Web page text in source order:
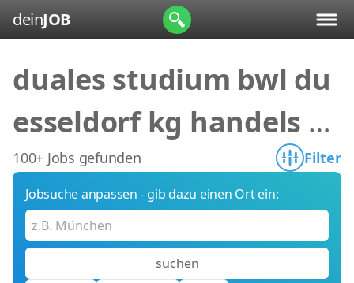
deinJOB
duales studium bwl du
esseldorf kg handels &
html hannoversch
100+ Jobs gefunden Filter
Jobsuche anpassen - gib dazu einen Ort ein:
suchen